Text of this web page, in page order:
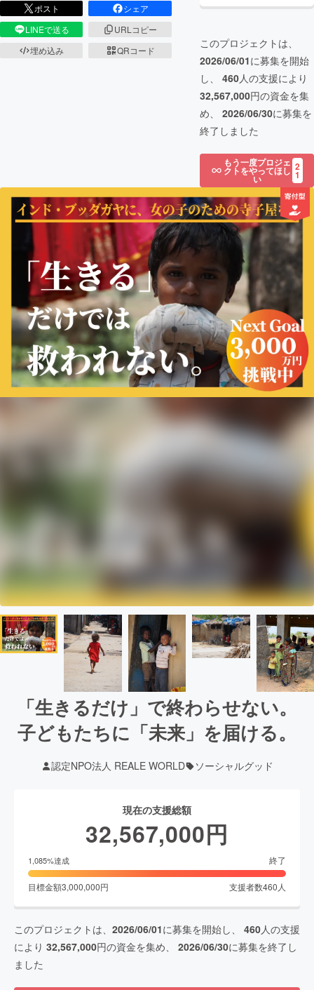
ポスト
シェア
LINEで送る
URLコピー
埋め込み
QRコード
このプロジェクトは、
2026/06/01に募集を開始
し、 460人の支援により
32,567,000円の資金を集
め、 2026/06/30に募集を
終了しました
もう一度プロジェ
クトをやってほし
い
2
1
「生きるだけ」で終わらせない。
子どもたちに「未来」を届ける。
認定NPO法人 REALE WORLD ソーシャルグッド
現在の支援総額
32,567,000円
1,085%達成 終了
目標金額3,000,000円 支援者数460 人
このプロジェクトは、 2026/06/01に募集を開始し、 460人の支援
により 32,567,000円の資金を集め、 2026/06/30に募集を終了し
ました